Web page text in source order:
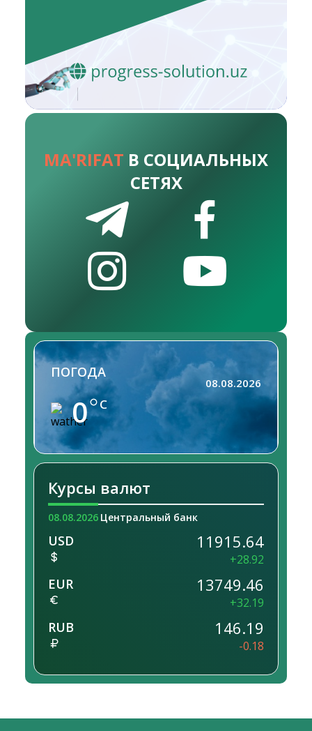
MA'RIFAT В СОЦИАЛЬНЫХ
СЕТЯХ
ПОГОДА
0 C
08.08.2026
Курсы валют
08.08.2026 Центральный банк
USD 11915.64
+28.92
EUR 13749.46
+32.19
RUB 146.19
-0.18